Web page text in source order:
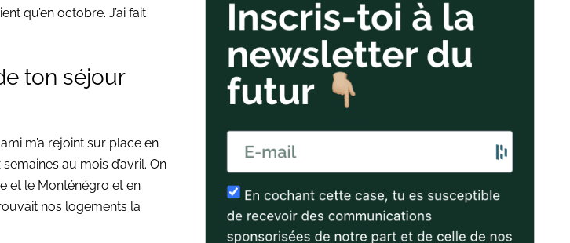
qu’en octobre. J’ai fait
ton séjour
m’a rejoint sur place en
au mois d’avril. On
et le Monténégro et en
nos logements la